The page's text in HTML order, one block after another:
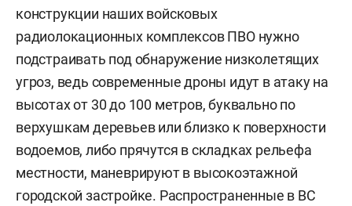
конструкции наших войсковых
радиолокационных комплексов ПВО нужно
подстраивать под обнаружение низколетящих
угроз, ведь современные дроны идут в атаку на
высотах от 30 до 100 метров, буквально по
верхушкам деревьев или близко к поверхности
водоемов, либо прячутся в складках рельефа
местности, маневрируют в высокоэтажной
городской застройке. Распространенные в ВС